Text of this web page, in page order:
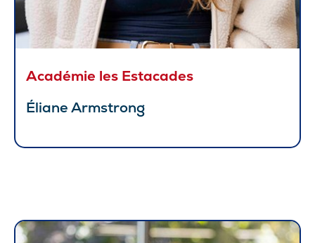
Académie les Estacades
Éliane Armstrong